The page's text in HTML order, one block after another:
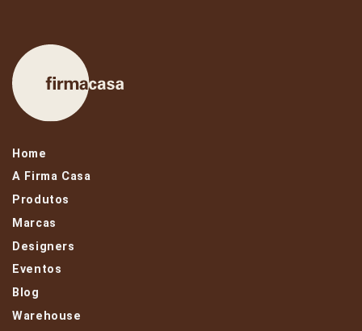
Home
A Firma Casa
Produtos
Marcas
Designers
Eventos
Blog
Warehouse